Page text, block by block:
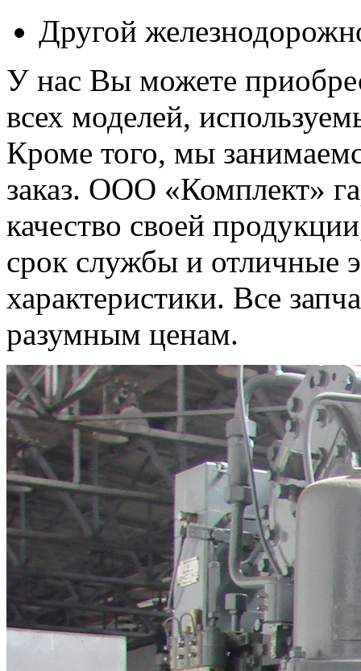
Другой
У нас Вы можете
всех моделей,
Кроме того, мы
заказ. ООО «Комплект»
качество своей
срок службы и отличные
характеристики. Все
разумным ценам.